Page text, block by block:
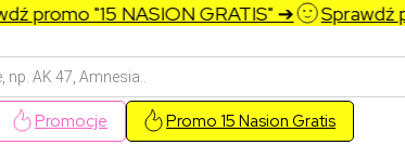
"15 NASION GRATIS" ➔ Sprawdź promo
Promocje Promo 15 Nasion Gratis